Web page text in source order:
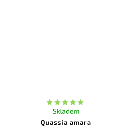
Quassia amara
Skladem